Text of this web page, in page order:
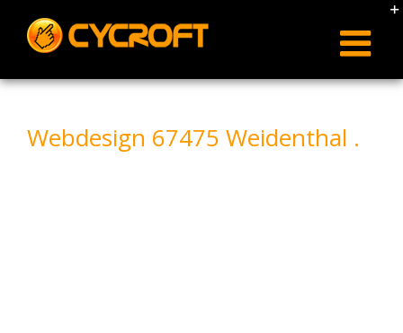
content
Webdesign 67475 Weidenthal .